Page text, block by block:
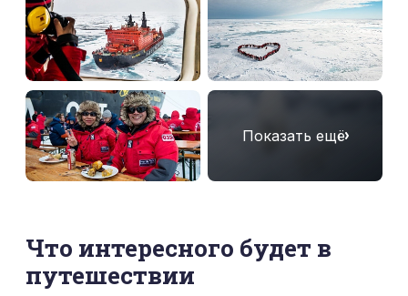
Показать ещё
Что интересного будет в
путешествии